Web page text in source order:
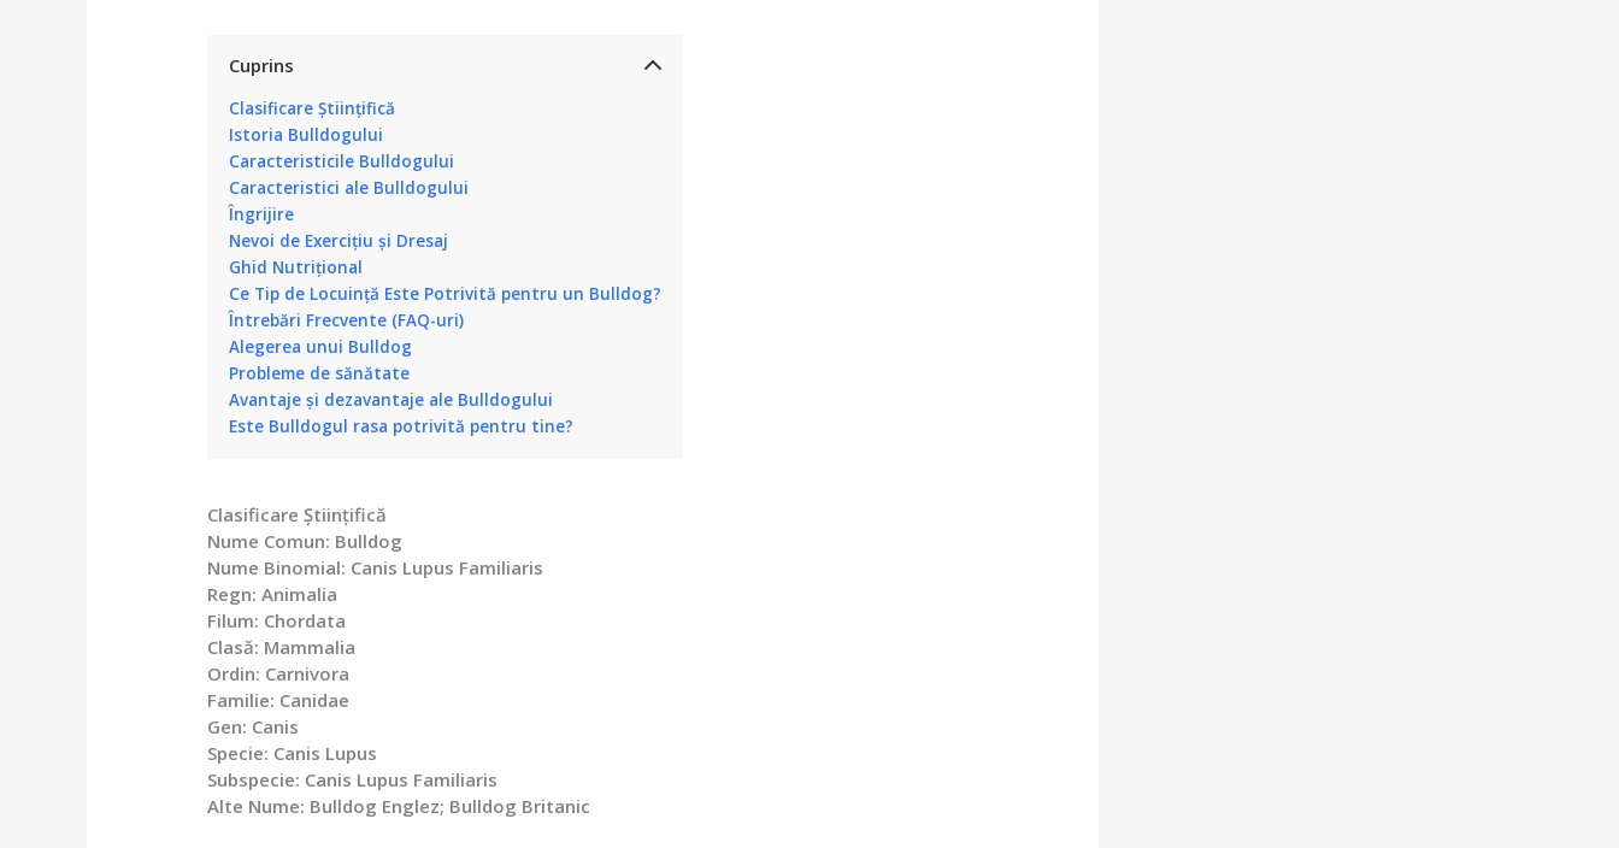
Cuprins
Clasificare Științifică
Istoria Bulldogului
Caracteristicile Bulldogului
Caracteristici ale Bulldogului
Îngrijire
Nevoi de Exercițiu și Dresaj
Ghid Nutrițional
Ce Tip de Locuință Este Potrivită pentru un Bulldog?
Întrebări Frecvente (FAQ-uri)
Alegerea unui Bulldog
Probleme de sănătate
Avantaje și dezavantaje ale Bulldogului
Este Bulldogul rasa potrivită pentru tine?
Clasificare Științifică
Nume Comun: Bulldog
Nume Binomial: Canis Lupus Familiaris
Regn: Animalia
Filum: Chordata
Clasă: Mammalia
Ordin: Carnivora
Familie: Canidae
Gen: Canis
Specie: Canis Lupus
Subspecie: Canis Lupus Familiaris
Alte Nume: Bulldog Englez; Bulldog Britanic